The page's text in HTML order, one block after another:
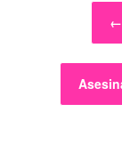
Post navigation
←